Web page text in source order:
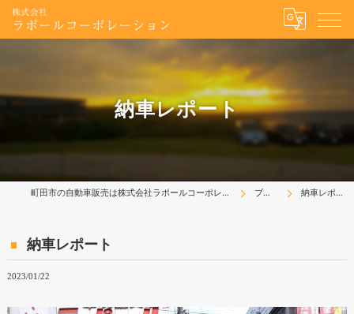
納車レポート
町田市の自動車販売は株式会社ラポールコーポレーション ブログ 納車レポート
納車レポート
2023/01/22